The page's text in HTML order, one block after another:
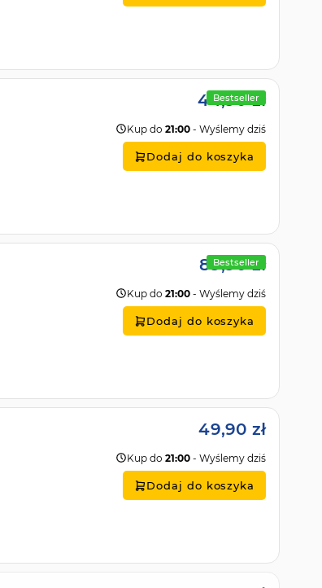
Bestseller
44,90 zł
Kup do 21:00 - Wyślemy dziś
Dodaj do koszyka
Bestseller
89,90 zł
Kup do 21:00 - Wyślemy dziś
Dodaj do koszyka
49,90 zł
Kup do 21:00 - Wyślemy dziś
Dodaj do koszyka